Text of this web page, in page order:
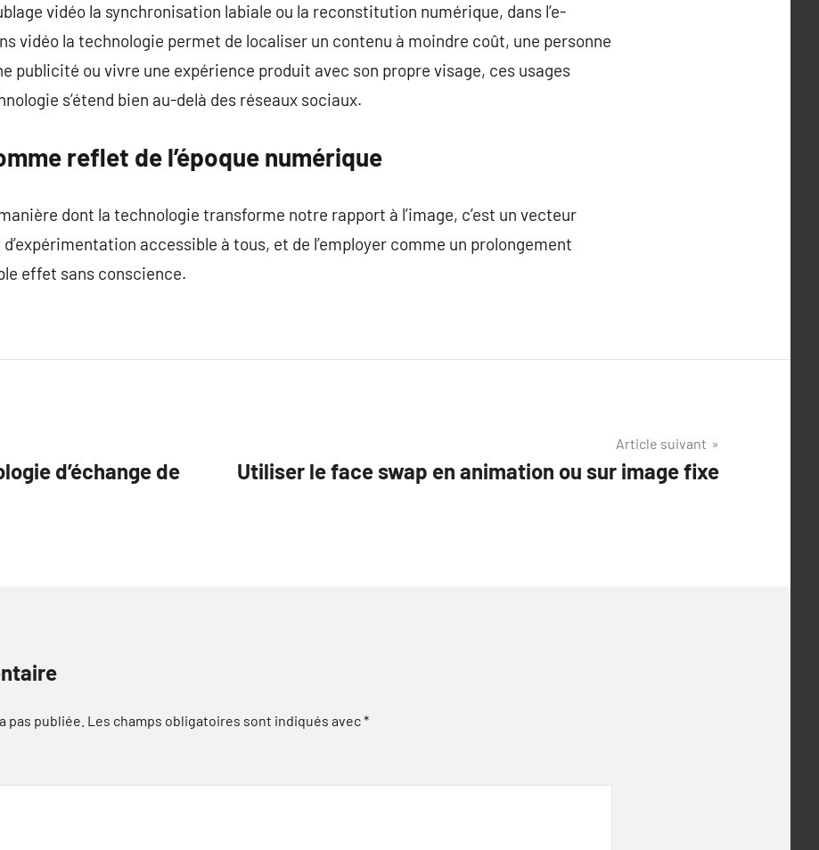
vidéo la synchronisation labiale ou la reconstitution numérique, dans l’e-
vidéo la technologie permet de localiser un contenu à moindre coût, une personne
publicité ou vivre une expérience produit avec son propre visage, ces usages
s’étend bien au-delà des réseaux sociaux.
reflet de l’époque numérique
dont la technologie transforme notre rapport à l’image, c’est un vecteur
accessible à tous, et de l’employer comme un prolongement
effet sans conscience.
d’échange de
Article suivant
Utiliser le face swap en animation ou sur image fixe
pas publiée. Les champs obligatoires sont indiqués avec*